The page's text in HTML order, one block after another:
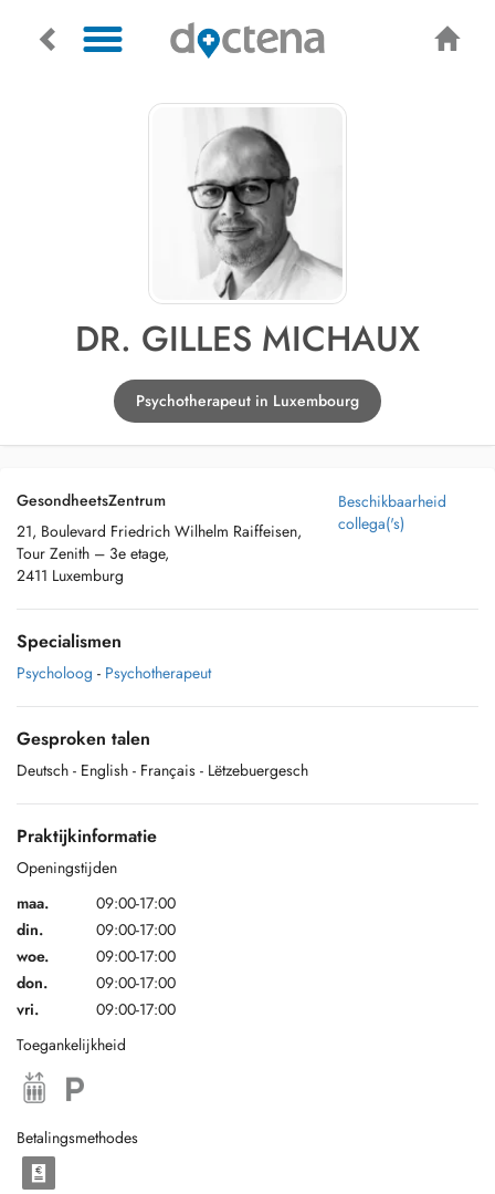
DR. GILLES MICHAUX
Psychotherapeut in Luxembourg
GesondheetsZentrum
21, Boulevard Friedrich Wilhelm Raiffeisen,
Tour Zenith – 3e etage,
2411 Luxemburg
Beschikbaarheid
collega('s)
Specialismen
Psycholoog - Psychotherapeut
Gesproken talen
Deutsch - English - Français - Lëtzebuergesch
Praktijkinformatie
Openingstijden
maa.
09:00-17:00
din.
09:00-17:00
woe.
09:00-17:00
don.
09:00-17:00
vri.
09:00-17:00
Toegankelijkheid
Betalingsmethodes